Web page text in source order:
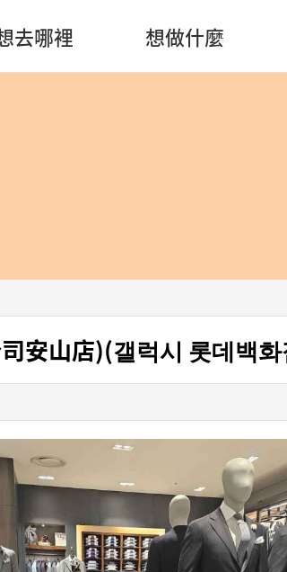
去哪裡 想做什麼
安山店)(갤럭시 롯데백